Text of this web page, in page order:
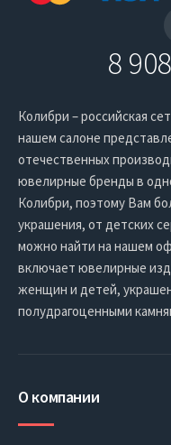
8
Колибри – российская
нашем салоне
отечественных
ювелирные бренды в
Колибри, поэтому Вам
украшения, от детских
можно найти на нашем
включает ювелирные
женщин и детей,
полудрагоценными
О компании